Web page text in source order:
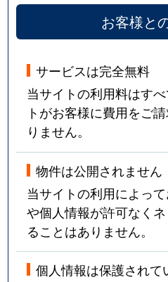
お客様と
サービスは完全無料
当サイトの利用料はす
トがお客様に費用をご
りません。
物件は公開されません
当サイトの利用によっ
や個人情報が許可なく
ることはありません。
個人情報は保護されて